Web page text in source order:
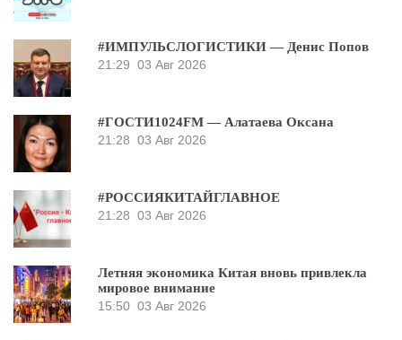
#ИМПУЛЬСЛОГИСТИКИ — Денис Попов
21:29 03 Авг 2026
#ГОСТИ1024FM — Алатаева Оксана
21:28 03 Авг 2026
#РОССИЯКИТАЙГЛАВНОЕ
21:28 03 Авг 2026
Летняя экономика Китая вновь привлекла
мировое внимание
15:50 03 Авг 2026